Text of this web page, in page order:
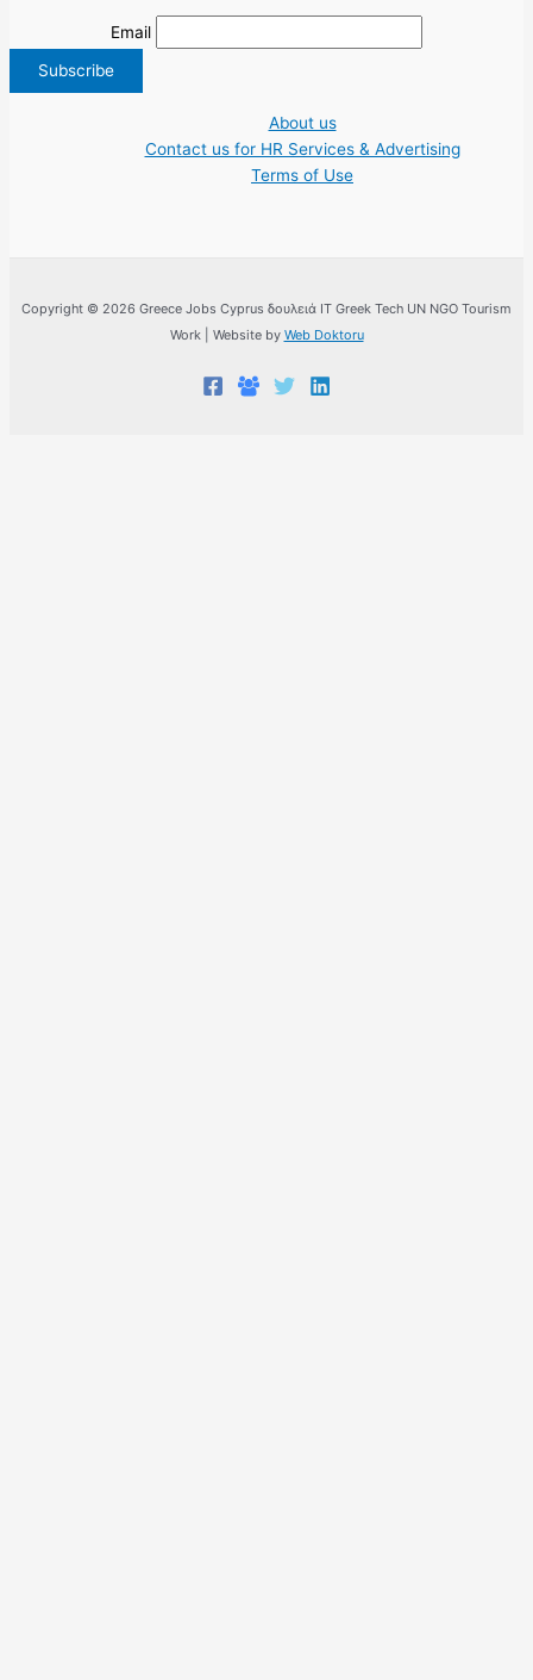
Email
About us
Contact us for HR Services & Advertising
Terms of Use
Copyright © 2026 Greece Jobs Cyprus δουλειά IT Greek Tech UN NGO Tourism
Work | Website by Web Doktoru